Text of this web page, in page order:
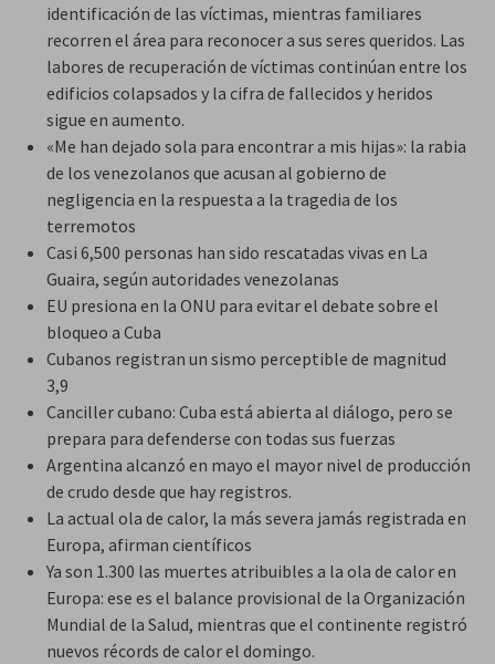
identificación de las víctimas, mientras familiares
recorren el área para reconocer a sus seres queridos. Las
labores de recuperación de víctimas continúan entre los
edificios colapsados y la cifra de fallecidos y heridos
sigue en aumento.
«Me han dejado sola para encontrar a mis hijas»: la rabia
de los venezolanos que acusan al gobierno de
negligencia en la respuesta a la tragedia de los
terremotos
Casi 6,500 personas han sido rescatadas vivas en La
Guaira, según autoridades venezolanas
EU presiona en la ONU para evitar el debate sobre el
bloqueo a Cuba
Cubanos registran un sismo perceptible de magnitud
3,9
Canciller cubano: Cuba está abierta al diálogo, pero se
prepara para defenderse con todas sus fuerzas
Argentina alcanzó en mayo el mayor nivel de producción
de crudo desde que hay registros.
La actual ola de calor, la más severa jamás registrada en
Europa, afirman científicos
Ya son 1.300 las muertes atribuibles a la ola de calor en
Europa: ese es el balance provisional de la Organización
Mundial de la Salud, mientras que el continente registró
nuevos récords de calor el domingo.